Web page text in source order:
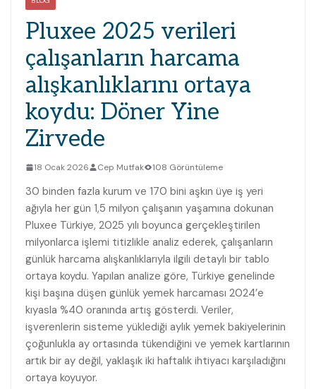
Pluxee 2025 verileri
çalışanların harcama
alışkanlıklarını ortaya
koydu: Döner Yine
Zirvede
18 Ocak 2026 Cep Mutfak 108 Görüntüleme
30 binden fazla kurum ve 170 bini aşkın üye iş yeri
ağıyla her gün 1,5 milyon çalışanın yaşamına dokunan
Pluxee Türkiye, 2025 yılı boyunca gerçekleştirilen
milyonlarca işlemi titizlikle analiz ederek, çalışanların
günlük harcama alışkanlıklarıyla ilgili detaylı bir tablo
ortaya koydu. Yapılan analize göre, Türkiye genelinde
kişi başına düşen günlük yemek harcaması 2024’e
kıyasla %40 oranında artış gösterdi. Veriler,
işverenlerin sisteme yüklediği aylık yemek bakiyelerinin
çoğunlukla ay ortasında tükendiğini ve yemek kartlarının
artık bir ay değil, yaklaşık iki haftalık ihtiyacı karşıladığını
ortaya koyuyor.